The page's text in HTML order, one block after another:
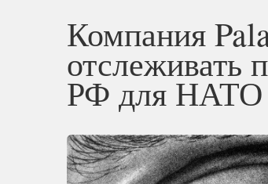
Компания
отслеживать
РФ для